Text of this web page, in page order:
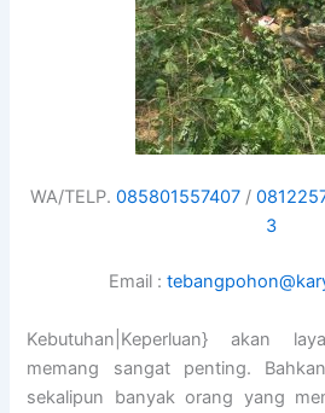
WA/TELP. 085801557407/
3
Email :
Kebutuhan|Keperluan} akan
memang sangat penting.
sekalipun banyak orang yang